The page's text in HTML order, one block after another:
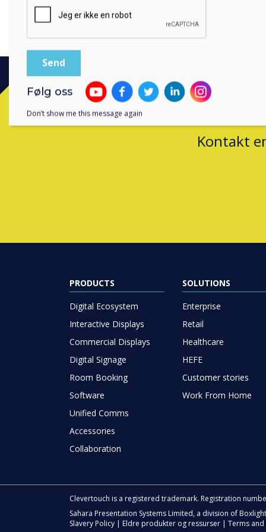
forretningsdrift.
Kontakt
PRODUCTS
Digital Ecosystem
Interactive Displays
Commercial Displays
Digital Signage
Room Booking
Software
Unified Comms
Accessories
Collaboration
SOLUTIONS
Enterprise
Retail
Healthcare
HEFE
Customer stories
Work From Home
Clevertouch is a registered trademark. Registration
Sahara Presentation Systems Limited, a division of
Slavery Policy | Eldre produkter og ressurser | Terms
Følg oss
Don’t show me this message again